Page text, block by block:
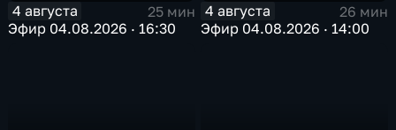
4 августа
25 мин
Эфир 04.08.2026 · 16:30
4 августа
26 мин
Эфир 04.08.2026 · 14:00